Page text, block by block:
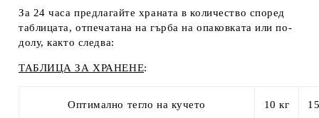
За 24 часа предлагайте храната в количество според
таблицата, отпечатана на гърба на опаковката или по-
долу, както следва:
ТАБЛИЦА ЗА ХРАНЕНЕ:
Оптимално тегло на кучето 10 кг